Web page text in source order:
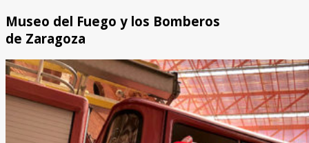
Museo del Fuego y los Bomberos
de Zaragoza